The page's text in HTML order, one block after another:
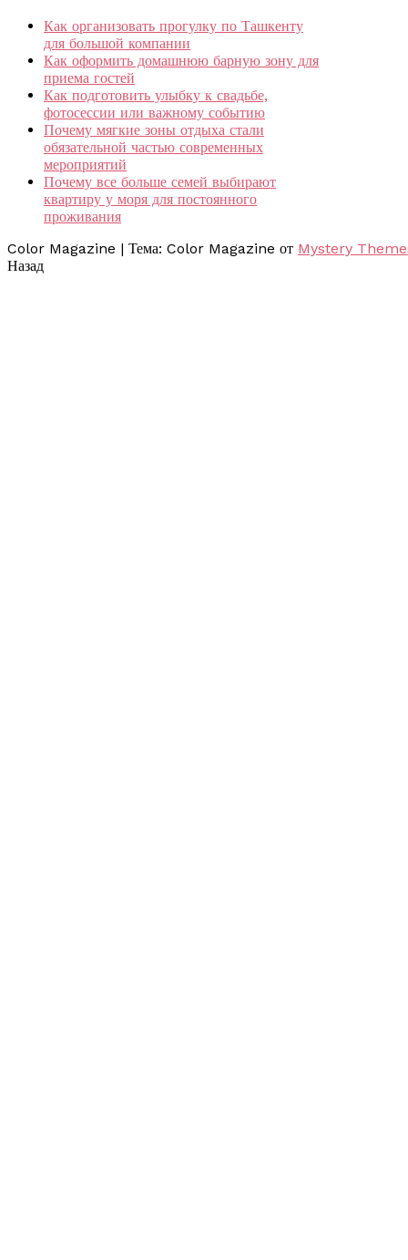
Как организовать прогулку по Ташкенту
для большой компании
Как оформить домашнюю барную зону для
приема гостей
Как подготовить улыбку к свадьбе,
фотосессии или важному событию
Почему мягкие зоны отдыха стали
обязательной частью современных
мероприятий
Почему все больше семей выбирают
квартиру у моря для постоянного
проживания
Color Magazine | Тема: Color Magazine от Mystery
Назад